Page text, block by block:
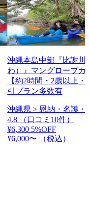
沖縄本島中部『比謝川
わ）』マングローブカ
【約2時間・2歳以上
引プラン多数有
沖縄県 > 恩納・名護・
4.8
（口コミ10件）
¥6,300 5%OFF
¥6,000〜
（税込）